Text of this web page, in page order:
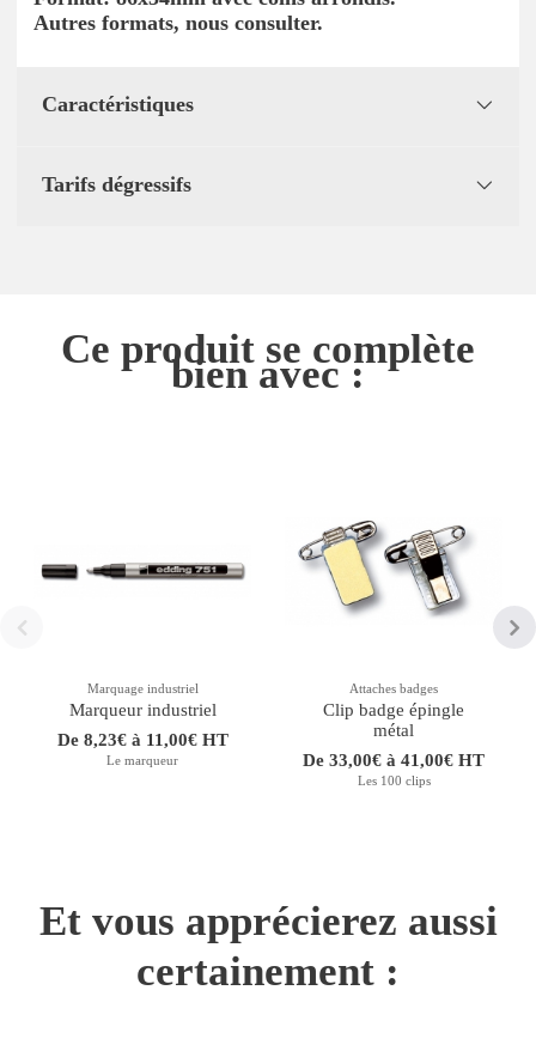
Autres formats, nous consulter.
Caractéristiques
Tarifs dégressifs
Ce produit se complète
bien avec :
Marquage industriel
Marqueur industriel
De 8,23€ à 11,00€ HT
Le marqueur
Attaches badges
Clip badge épingle
métal
De 33,00€ à 41,00€ HT
Les 100 clips
Et vous apprécierez aussi
certainement :